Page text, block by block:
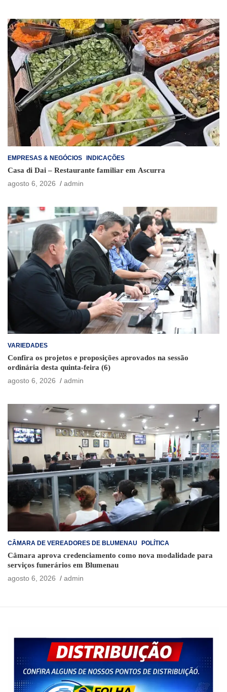
EMPRESAS & NEGÓCIOS INDICAÇÕES
Casa di Dai – Restaurante familiar em Ascurra
agosto 6, 2026
admin
VARIEDADES
Confira os projetos e proposições aprovados na sessão
ordinária desta quinta-feira (6)
agosto 6, 2026
admin
CÂMARA DE VEREADORES DE BLUMENAU POLÍTICA
Câmara aprova credenciamento como nova modalidade para
serviços funerários em Blumenau
agosto 6, 2026
admin